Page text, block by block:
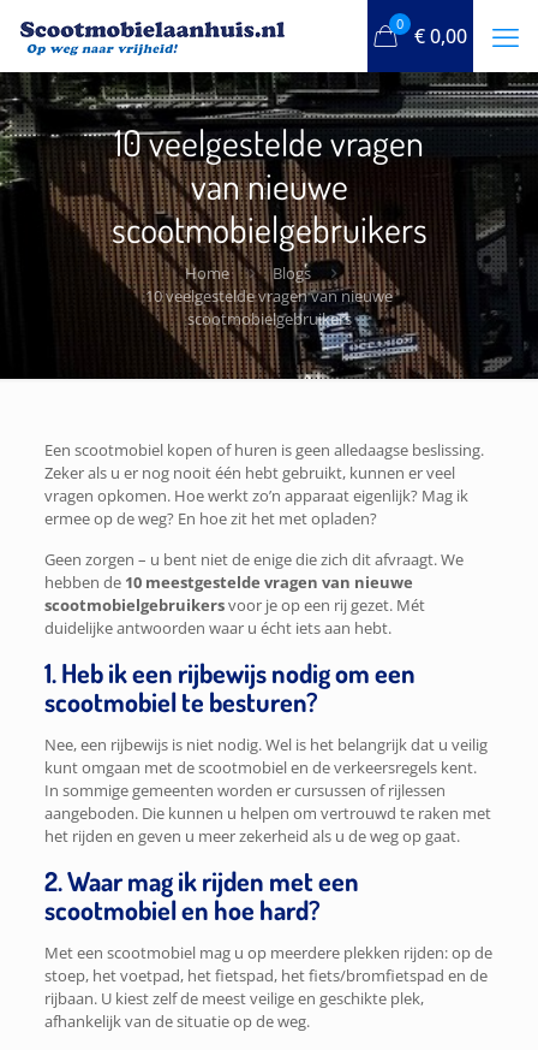
0 €0,00
10 veelgestelde vragen
van nieuwe
scootmobielgebruikers
Home
Blogs
10 veelgestelde vragen van nieuwe
scootmobielgebruikers
Een scootmobiel kopen of huren is geen alledaagse beslissing.
Zeker als u er nog nooit één hebt gebruikt, kunnen er veel
vragen opkomen. Hoe werkt zo’n apparaat eigenlijk? Mag ik
ermee op de weg? En hoe zit het met opladen?
Geen zorgen – u bent niet de enige die zich dit afvraagt. We
hebben de 10 meestgestelde vragen van nieuwe
scootmobielgebruikersvoor je op een rij gezet. Mét
duidelijke antwoorden waar u écht iets aan hebt.
1. Heb ik een rijbewijs nodig om een
scootmobiel te besturen?
Nee, een rijbewijs is niet nodig. Wel is het belangrijk dat u veilig
kunt omgaan met de scootmobiel en de verkeersregels kent.
In sommige gemeenten worden er cursussen of rijlessen
aangeboden. Die kunnen u helpen om vertrouwd te raken met
het rijden en geven u meer zekerheid als u de weg op gaat.
2. Waar mag ik rijden met een
scootmobiel en hoe hard?
Met een scootmobiel mag u op meerdere plekken rijden: op de
stoep, het voetpad, het fietspad, het fiets/bromfietspad en de
rijbaan. U kiest zelf de meest veilige en geschikte plek,
afhankelijk van de situatie op de weg.